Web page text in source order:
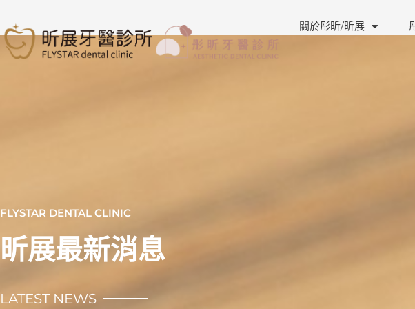
主
關於彤昕/昕展
FLYSTAR DENTAL CLINIC
昕展最新消息
LATEST NEWS